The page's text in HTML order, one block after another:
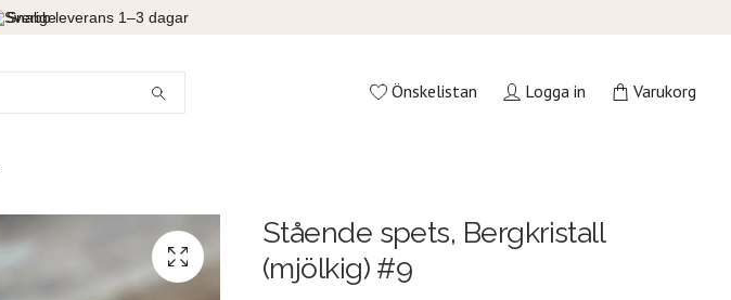
Snabb leverans 1–3 dagar
Önskelistan Logga in Varukorg
Stående spets, Bergkristall
(mjölkig) #9